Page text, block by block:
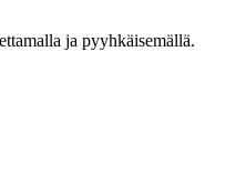
ja pyyhkäisemällä.